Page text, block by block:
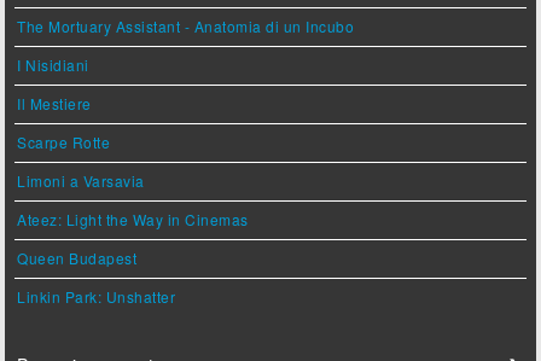
The Mortuary Assistant - Anatomia di un Incubo
I Nisidiani
Il Mestiere
Scarpe Rotte
Limoni a Varsavia
Ateez: Light the Way in Cinemas
Queen Budapest
Linkin Park: Unshatter